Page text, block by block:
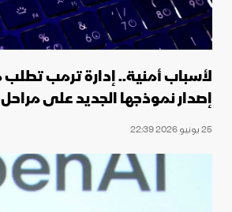
إصدار نموذجها الجديد على مراحل
25 يونيو 2026 22:39